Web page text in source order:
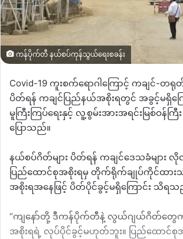
ကန်ပိုက်တီ နယ်စပ်ကုန်သွယ်ရေးစခန်း
Covid-19 ကူးစက်ရောဂါကြောင့် ကချင်-တရု
ပိတ်ရန် ကချင်ပြည်နယ်အစိုးရတွင် အခွင့်မရှိကြ
မူကြီးကြပ်ရေးနှင့် လူ့စွမ်းအားအရင်းမြစ်ဝန်ကြီး
ပြောသည်။
နယ်စပ်ဂိတ်များ ပိတ်ရန် ကချင်ဒေသခံများ
ပြည်ထောင်စုအစိုးရမှ တိုက်ရိုက်ချုပ်ကိုင်ထား
အစိုးရအနေဖြင့် ပိတ်ပိုင်ခွင့်မရှိကြောင်း သိရသ
“ကျနော်တို့ ဒီကန်ပိုက်တီနဲ့ လွယ်ဂျယ်ဂိတ်တွေ
အစိုးရရဲ့ လုပ်ပိုင်ခွင့်မဟုတ်ဘူး။ ပြည်ထောင်စု